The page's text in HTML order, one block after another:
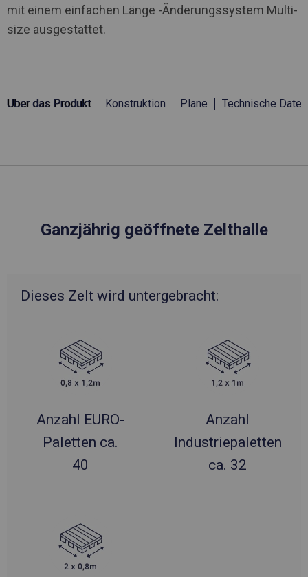
mit einem einfachen Länge -Änderungssystem Multi-
size ausgestattet.
Über das Produkt Konstruktion Plane Technische Daten
Ganzjährig geöffnete Zelthalle
Dieses Zelt wird untergebracht:
Anzahl EURO-
Paletten ca.
40
Anzahl
Industriepaletten
ca. 32